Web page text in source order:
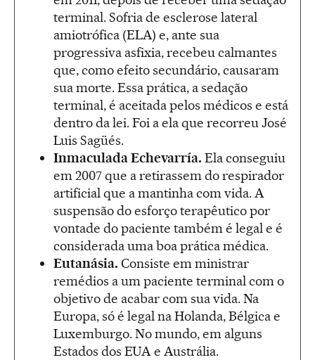
terminal. Sofria de esclerose lateral
amiotrófica (ELA) e, ante sua
progressiva asfixia, recebeu calmantes
que, como efeito secundário, causaram
sua morte. Essa prática, a sedação
terminal, é aceitada pelos médicos e está
dentro da lei. Foi a ela que recorreu José
Luis Sagüés.
Inmaculada Echevarría. Ela conseguiu
em 2007 que a retirassem do respirador
artificial que a mantinha com vida. A
suspensão do esforço terapêutico por
vontade do paciente também é legal e é
considerada uma boa prática médica.
Eutanásia. Consiste em ministrar
remédios a um paciente terminal com o
objetivo de acabar com sua vida. Na
Europa, só é legal na Holanda, Bélgica e
Luxemburgo. No mundo, em alguns
Estados dos EUA e Austrália.